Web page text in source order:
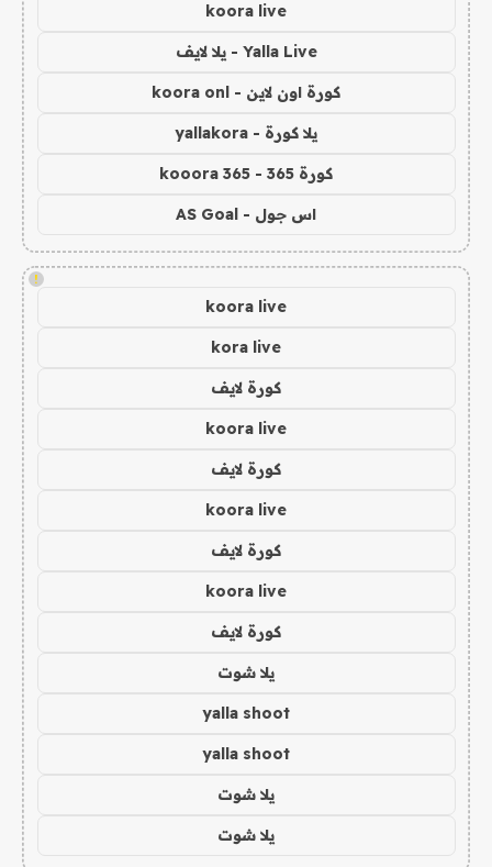
koora live
Yalla Live - يلا لايف
كورة اون لاين - koora onl
يلا كورة - yallakora
كورة 365 - kooora 365
اس جول - AS Goal
!
koora live
kora live
كورة لايف
koora live
كورة لايف
koora live
كورة لايف
koora live
كورة لايف
يلا شوت
yalla shoot
yalla shoot
يلا شوت
يلا شوت